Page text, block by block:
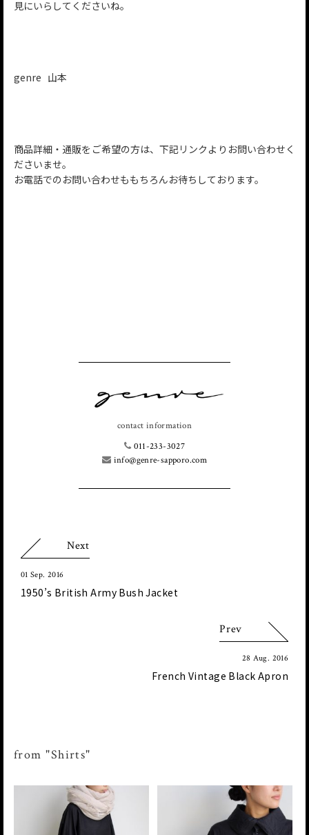
見にいらしてくださいね。
genre 山本
商品詳細・通販をご希望の方は、下記リンクよりお問い合わせく
ださいませ。
お電話でのお問い合わせももちろんお待ちしております。
contact information
011-233-3027
info@genre-sapporo.com
Next
01 Sep. 2016
1950’s British Army Bush Jacket
Prev
28 Aug. 2016
French Vintage Black Apron
from "Shirts"